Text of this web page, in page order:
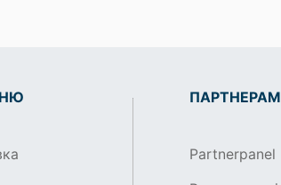
ПАРТНЕРАМ
Partnerpanel